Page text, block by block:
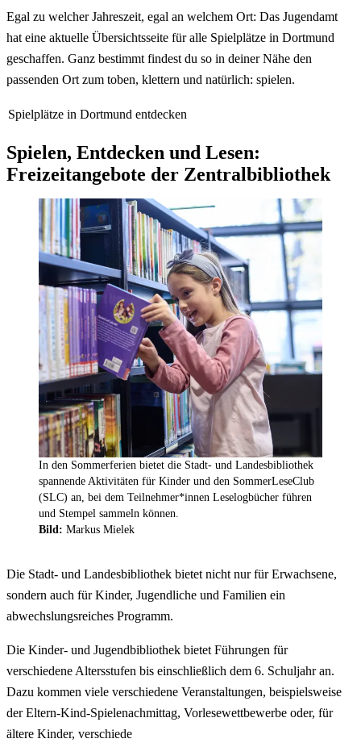
Egal zu welcher Jahreszeit, egal an welchem Ort: Das Jugendamt
hat eine aktuelle Übersichtsseite für alle Spielplätze in Dortmund
geschaffen. Ganz bestimmt findest du so in deiner Nähe den
passenden Ort zum toben, klettern und natürlich: spielen.
Spielplätze in Dortmund entdecken
Spielen, Entdecken und Lesen:
Freizeitangebote der Zentralbibliothek
In den Sommerferien bietet die Stadt- und Landesbibliothek
spannende Aktivitäten für Kinder und den SommerLeseClub
(SLC) an, bei dem Teilnehmer*innen Leselogbücher führen
und Stempel sammeln können.
Bild: Markus Mielek
Die Stadt- und Landesbibliothek bietet nicht nur für Erwachsene,
sondern auch für Kinder, Jugendliche und Familien ein
abwechslungsreiches Programm.
Die Kinder- und Jugendbibliothek bietet Führungen für
verschiedene Altersstufen bis einschließlich dem 6. Schuljahr an.
Dazu kommen viele verschiedene Veranstaltungen, beispielsweise
der Eltern-Kind-Spielenachmittag, Vorlesewettbewerbe oder, für
ältere Kinder, verschiede